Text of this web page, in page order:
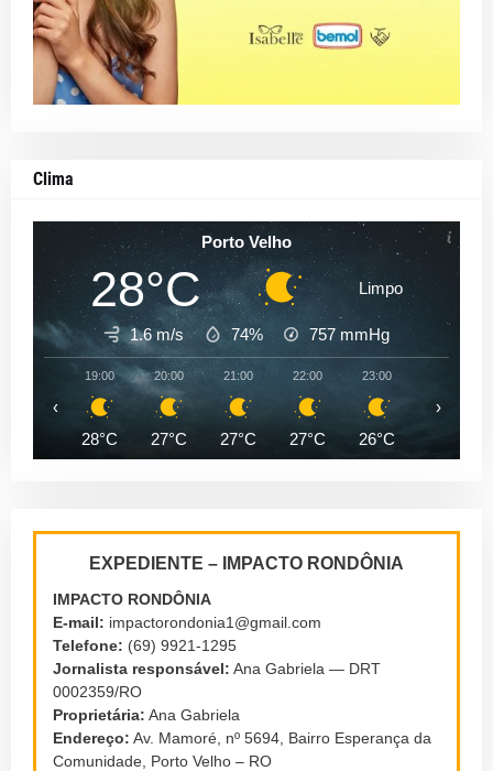
Clima
Porto Velho
28°C Limpo
1.6 m/s 74% 757 mmHg
19:00
28°C
20:00
27°C
21:00
27°C
22:00
27°C
23:00
26°C
‹ ›
EXPEDIENTE – IMPACTO RONDÔNIA
IMPACTO RONDÔNIA
E-mail: impactorondonia1@gmail.com
Telefone: (69) 9921-1295
Jornalista responsável: Ana Gabriela — DRT
0002359/RO
Proprietária: Ana Gabriela
Endereço: Av. Mamoré, nº 5694, Bairro Esperança da
Comunidade, Porto Velho – RO